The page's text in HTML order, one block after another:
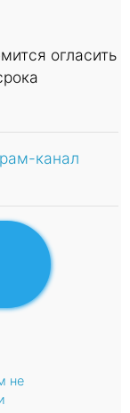
огласить
канал
не